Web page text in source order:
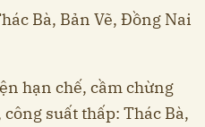
Bà, Bản Vẽ, Đồng Nai
hạn chế, cầm chừng
suất thấp: Thác Bà,